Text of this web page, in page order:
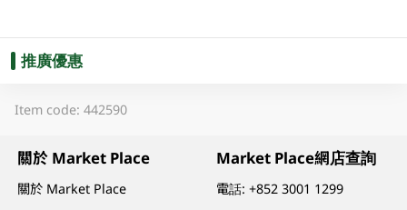
推廣優惠
Item code: 442590
關於 Market Place
關於 Market Place
Market Place網店查詢
電話:+852 3001 1299